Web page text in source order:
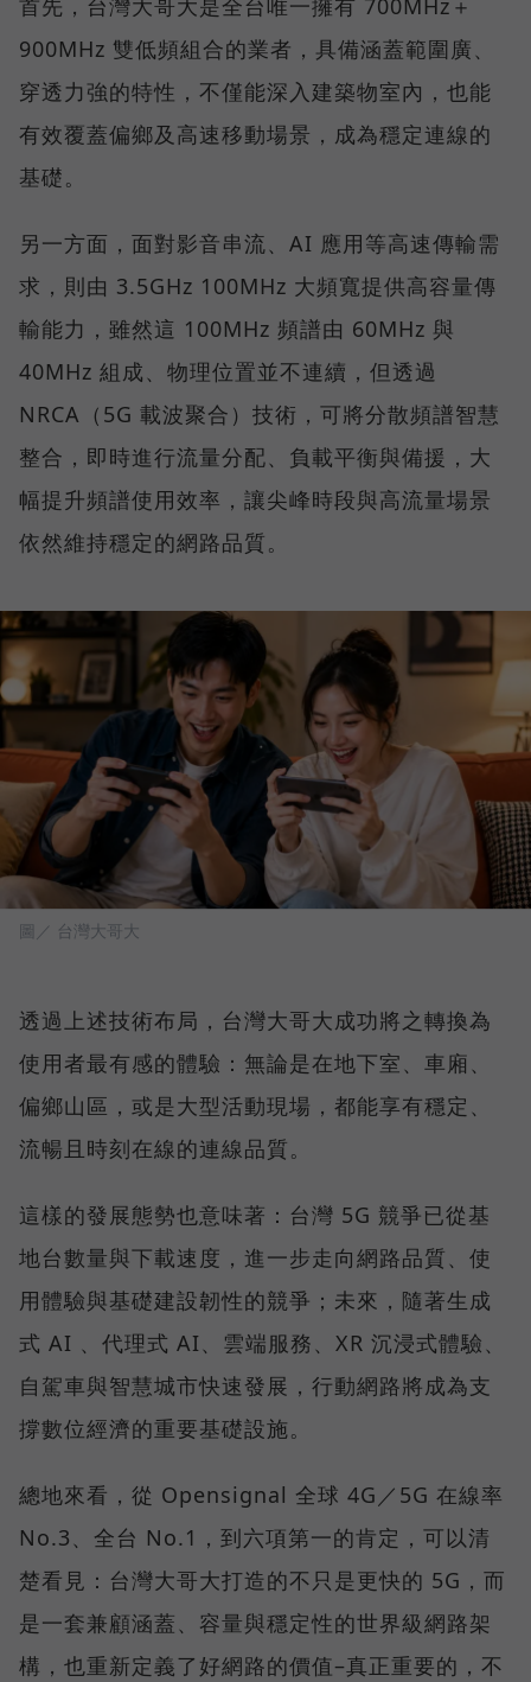
900MHz 雙低頻組合的業者，具備涵蓋範圍廣、
穿透力強的特性，不僅能深入建築物室內，也能
有效覆蓋偏鄉及高速移動場景，成為穩定連線的
基礎。
另一方面，面對影音串流、AI 應用等高速傳輸需
求，則由 3.5GHz 100MHz 大頻寬提供高容量傳
輸能力，雖然這 100MHz 頻譜由 60MHz 與
40MHz 組成、物理位置並不連續，但透過
NRCA（5G 載波聚合）技術，可將分散頻譜智慧
整合，即時進行流量分配、負載平衡與備援，大
幅提升頻譜使用效率，讓尖峰時段與高流量場景
依然維持穩定的網路品質。
圖／ 台灣大哥大
透過上述技術布局，台灣大哥大成功將之轉換為
使用者最有感的體驗：無論是在地下室、車廂、
偏鄉山區，或是大型活動現場，都能享有穩定、
流暢且時刻在線的連線品質。
這樣的發展態勢也意味著：台灣 5G 競爭已從基
地台數量與下載速度，進一步走向網路品質、使
用體驗與基礎建設韌性的競爭；未來，隨著生成
式 AI 、代理式 AI、雲端服務、XR 沉浸式體驗、
自駕車與智慧城市快速發展，行動網路將成為支
撐數位經濟的重要基礎設施。
總地來看，從 Opensignal 全球 4G／5G 在線率
No.3、全台 No.1，到六項第一的肯定，可以清
楚看見：台灣大哥大打造的不只是更快的 5G，而
是一套兼顧涵蓋、容量與穩定性的世界級網路架
構，也重新定義了好網路的價值–真正重要的，不